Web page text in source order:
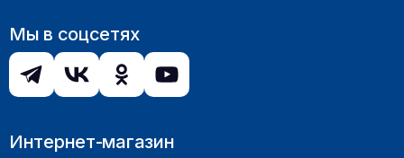
Мы в соцсетях
Интернет-магазин